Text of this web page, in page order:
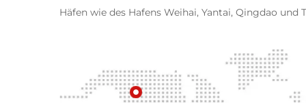
Häfen wie des Hafens Weihai, Yantai, Qingdao